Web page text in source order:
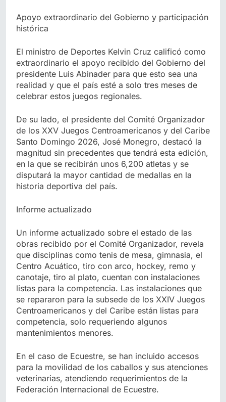
Apoyo extraordinario del Gobierno y participación
histórica
El ministro de Deportes Kelvin Cruz calificó como
extraordinario el apoyo recibido del Gobierno del
presidente Luis Abinader para que esto sea una
realidad y que el país esté a solo tres meses de
celebrar estos juegos regionales.
De su lado, el presidente del Comité Organizador
de los XXV Juegos Centroamericanos y del Caribe
Santo Domingo 2026, José Monegro, destacó la
magnitud sin precedentes que tendrá esta edición,
en la que se recibirán unos 6,200 atletas y se
disputará la mayor cantidad de medallas en la
historia deportiva del país.
Informe actualizado
Un informe actualizado sobre el estado de las
obras recibido por el Comité Organizador, revela
que disciplinas como tenis de mesa, gimnasia, el
Centro Acuático, tiro con arco, hockey, remo y
canotaje, tiro al plato, cuentan con instalaciones
listas para la competencia. Las instalaciones que
se repararon para la subsede de los XXIV Juegos
Centroamericanos y del Caribe están listas para
competencia, solo requeriendo algunos
mantenimientos menores.
En el caso de Ecuestre, se han incluido accesos
para la movilidad de los caballos y sus atenciones
veterinarias, atendiendo requerimientos de la
Federación Internacional de Ecuestre.